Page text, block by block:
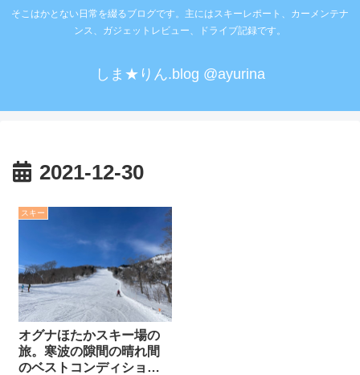
そこはかとない日常を綴るブログです。主にはスキーレポート、カーメンテナ
ンス、ガジェットレビュー、ドライブ記録です。
しま★りん.blog @ayurina
2021-12-30
スキー
オグナほたかスキー場の
旅。寒波の隙間の晴れ間
のベストコンディショ